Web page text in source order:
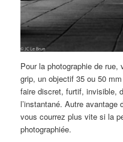
Pour la photographie de
grip, un objectif 35 ou 50
faire discret, furtif, invisible,
l’instantané. Autre avantage
vous courrez plus vite si la
photographiée.